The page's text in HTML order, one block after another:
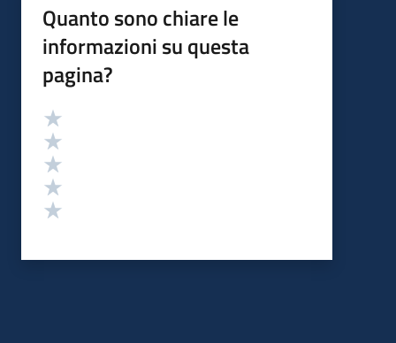
Quanto sono chiare le
informazioni su questa
pagina?
Valutazione